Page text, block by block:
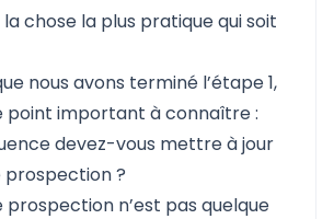
chose la plus pratique qui soit
nous avons terminé l’étape 1,
point important à connaître :
devez-vous mettre à jour
?
n’est pas quelque